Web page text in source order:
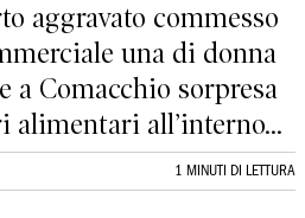
aggravato commesso
una di donna
a Comacchio sorpresa
alimentari all’interno...
1 MINUTI DI LETTURA